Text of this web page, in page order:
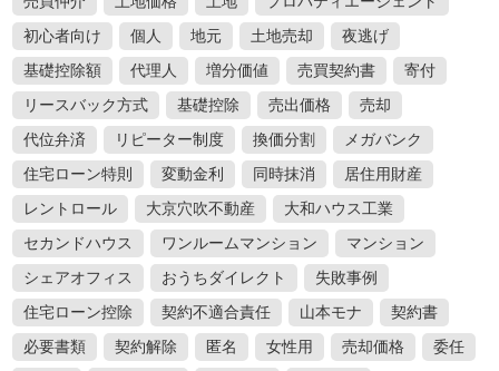
初心者向け
個人 地元 土地売却
夜逃げ
基礎控除額
代理人 増分価値 売買契約書
寄付
リースバック方式
基礎控除 売出価格
売却
代位弁済
リピーター制度 換価分割
メガバンク
住宅ローン特則
変動金利 同時抹消
居住用財産
レントロール
大京穴吹不動産
大和ハウス工業
セカンドハウス
ワンルームマンション
マンション
シェアオフィス
おうちダイレクト
失敗事例
住宅ローン控除
契約不適合責任 山本モナ
契約書
必要書類
契約解除 匿名 女性用 売却価格
委任